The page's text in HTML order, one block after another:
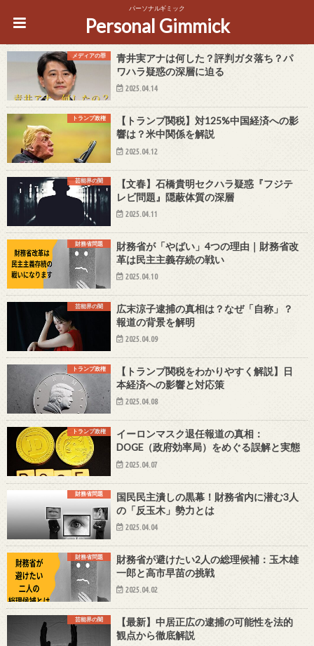
パーソナルギミック
Personal Gimmick
メディアの罪
青井実アナは何した？評判ガタ落ち？パ
ワハラ疑惑の深層に迫る
2025.04.14
トランプ政権
【トランプ関税】対125%中国経済への影
響は？米中関係を解説
2025.04.12
芸能界の闇
【文春】石橋貴明セクハラ疑惑『フジテ
レビ問題』隠蔽体質の深層
2025.04.11
財務省問題
財務省が「やばい」4つの理由｜財務省改
革は民主主義存続の戦い
2025.04.10
芸能界の闇
広末涼子逮捕の真相は？なぜ「自称」？
報道の背景を解明
2025.04.09
トランプ政権
【トランプ関税をわかりやすく解説】日
本経済への影響と対応策
2025.04.08
トランプ政権
イーロンマスク退任報道の真相：
DOGE（政府効率局）をめぐる誤解と実態
2025.04.07
財務省問題
国民民主潰しの黒幕！財務省内に潜む3人
の「反玉木」勢力とは
2025.04.04
財務省問題
財務省が避けたい2人の総理候補：玉木雄
一郎と高市早苗の挑戦
2025.04.02
芸能界の闇
【最新】中居正広の逮捕の可能性を法的
観点から徹底解説